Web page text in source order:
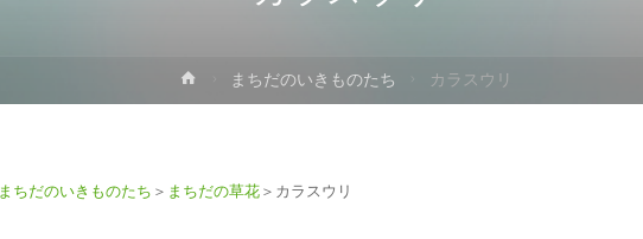
キ
ー
まちだのいきものたち カラスウリ
まちだのいきものたち ＞ まちだの草花＞カラスウリ